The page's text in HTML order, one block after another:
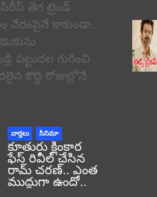
తెగ ట్రెండ్
నేరంపైనే కాకుండా..
పట్టుదల గురించి
కొద్ది రోజుల్లోనే
వార్తలు సినిమా
కూతురు క్లింకార
ఫేస్ రివీల్ చేసిన
రామ్ చరణ్.. ఎంత
ముద్దుగా ఉందో..